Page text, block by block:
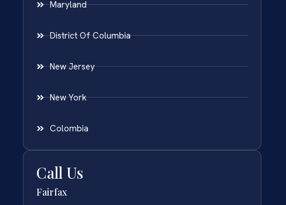
Maryland
District Of Columbia
New Jersey
New York
Colombia
Call Us
Fairfax